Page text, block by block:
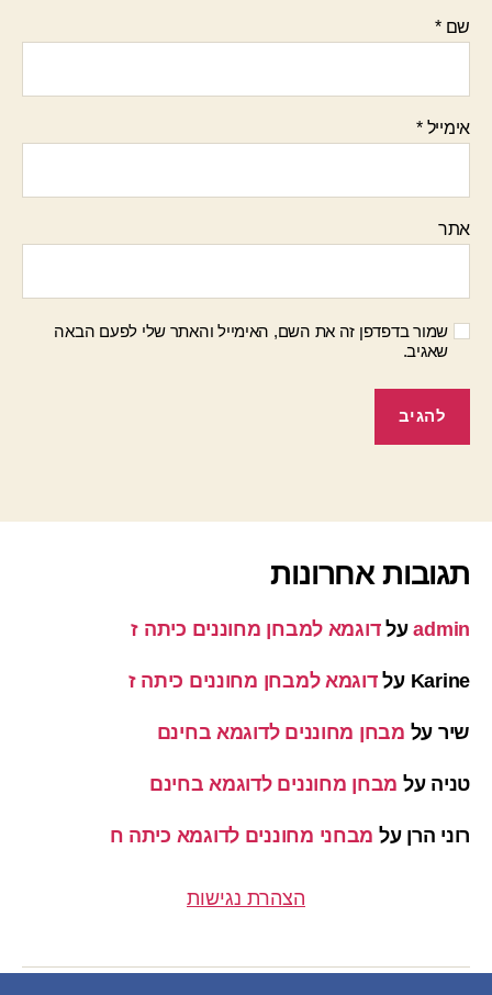
שם*
אימייל*
אתר
שמור בדפדפן זה את השם, האימייל והאתר שלי לפעם הבאה
שאגיב.
תגובות אחרונות
adminעלדוגמא למבחן מחוננים כיתה ז
Karine עלדוגמא למבחן מחוננים כיתה ז
שיר על מבחן מחוננים לדוגמא בחינם
טניה על מבחן מחוננים לדוגמא בחינם
רוני הרן על מבחני מחוננים לדוגמא כיתה ח
הצהרת נגישות